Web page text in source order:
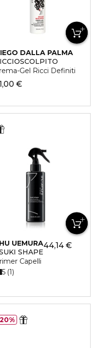
DALLA PALMA
Gel Ricci Definiti
€
STRESS SPRAY
UEMURA
SHAPE
Capelli
44,14 €
5 1
20%